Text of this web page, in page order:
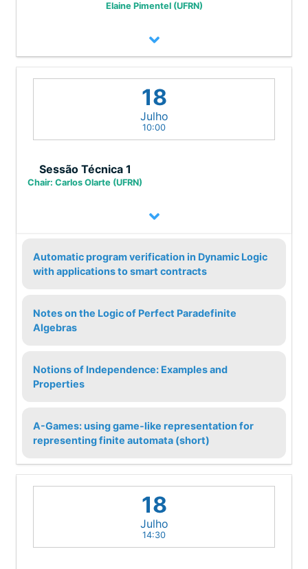
Elaine Pimentel (UFRN)
Chair: Renata Wassermann (USP)
Sessão Técnica 1
Chair: Carlos Olarte (UFRN)
18
Julho
10:00
Automatic program verification in Dynamic Logic
with applications to smart contracts
Notes on the Logic of Perfect Paradefinite
Algebras
Notions of Independence: Examples and
Properties
A-Games: using game-like representation for
representing finite automata (short)
18
Julho
14:30